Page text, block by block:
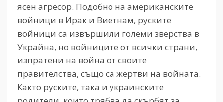
ясен агресор. Подобно на американските
войници в Ирак и Виетнам, руските
войници са извършили големи зверства в
Украйна, но войниците от всички страни,
изпратени на война от своите
правителства, също са жертви на войната.
Както руските, така и украинските